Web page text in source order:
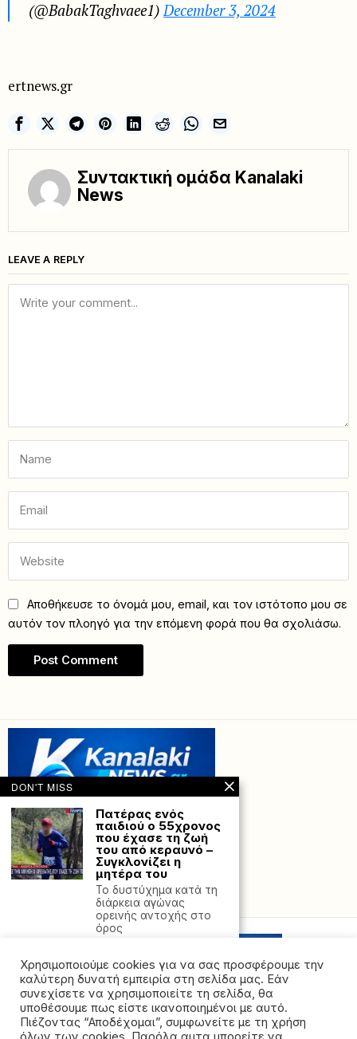
(@BabakTaghvaee1)December 3, 2024
ertnews.gr
Συντακτική ομάδα Kanalaki
News
LEAVE A REPLY
Αποθήκευσε το όνομά μου, email, και τον ιστότοπο μου σε
αυτόν τον πλοηγό για την επόμενη φορά που θα σχολιάσω.
by Hostville”)
Χρησιμοποιούμε cookies για να σας προσφέρουμε την
καλύτερη δυνατή εμπειρία στη σελίδα μας. Εάν
συνεχίσετε να χρησιμοποιείτε τη σελίδα, θα
υποθέσουμε πως είστε ικανοποιημένοι με αυτό.
Πιέζοντας “Αποδέχομαι”, συμφωνείτε με τη χρήση
DON'T MISS
Πατέρας ενός
παιδιού ο 55χρονος
που έχασε τη ζωή
του από κεραυνό –
Συγκλονίζει η
μητέρα του
Το δυστύχημα κατά τη
διάρκεια αγώνας
ορεινής αντοχής στο
όρος
μεγάλη φωτιά στη
Βάρδα – Μάχη με τις
αναζωπυρώσεις,
ζημιές σε
καλλιέργειες και
θερμοκήπια